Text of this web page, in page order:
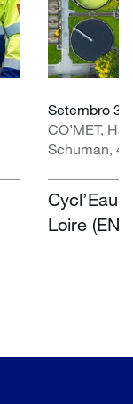
Setembro
CO’MET,
Schuman,
Cycl’Eau
Loire (EN)